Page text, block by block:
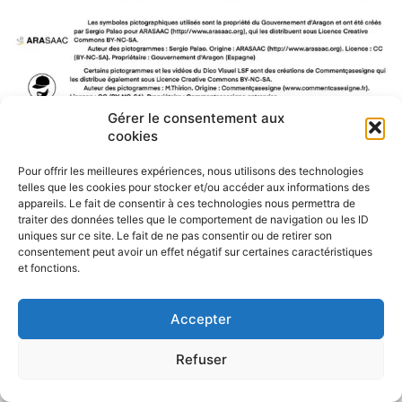
Gérer le consentement aux
cookies
Pour offrir les meilleures expériences, nous utilisons des technologies
telles que les cookies pour stocker et/ou accéder aux informations des
appareils. Le fait de consentir à ces technologies nous permettra de
traiter des données telles que le comportement de navigation ou les ID
uniques sur ce site. Le fait de ne pas consentir ou de retirer son
consentement peut avoir un effet négatif sur certaines caractéristiques
et fonctions.
Accepter
Refuser
c
e
b
o
o
W
a
t
s
A
p
s
s
e
n
g
r
t
a
g
e